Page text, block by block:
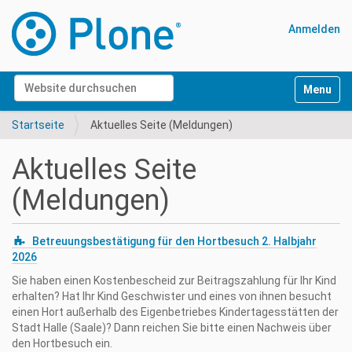
Website durchsuchen
Erweiterte Suche…
Anmelden
Startseite Aktuelles Seite (Meldungen)
Aktuelles Seite
(Meldungen)
Betreuungsbestätigung für den Hortbesuch 2. Halbjahr
2026
Sie haben einen Kostenbescheid zur Beitragszahlung für Ihr Kind
erhalten? Hat Ihr Kind Geschwister und eines von ihnen besucht
einen Hort außerhalb des Eigenbetriebes Kindertagesstätten der
Stadt Halle (Saale)? Dann reichen Sie bitte einen Nachweis über
den Hortbesuch ein.